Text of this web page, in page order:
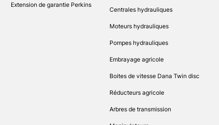
Extension de garantie Perkins
Centrales hydrauliques
Moteurs hydrauliques
Pompes hydrauliques
Embrayage agricole
Boites de vitesse Dana Twin disc
Réducteurs agricole
Arbres de transmission